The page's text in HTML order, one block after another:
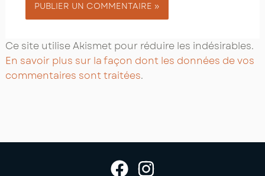
Ce site utilise Akismet pour réduire les indésirables.
En savoir plus sur la façon dont les données de vos
commentaires sont traitées.